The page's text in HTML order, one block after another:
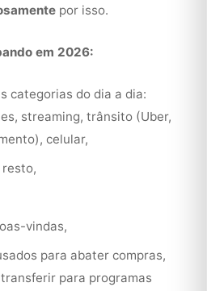
por isso.
em 2026:
categorias do dia a dia:
streaming, trânsito (Uber,
celular,
vindas,
para abater compras,
para programas